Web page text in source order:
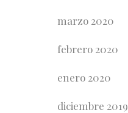
marzo 2020
febrero 2020
enero 2020
diciembre 2019